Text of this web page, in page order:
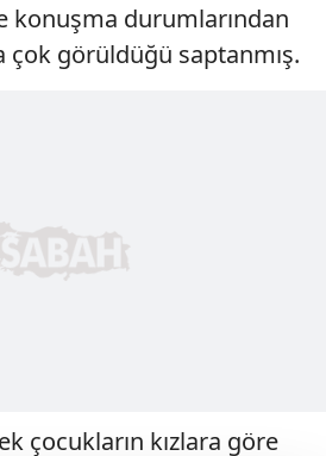
konuşma durumlarından
çok görüldüğü saptanmış.
çocukların kızlara göre